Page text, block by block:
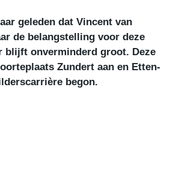
geleden dat Vincent van
de belangstelling voor deze
blijft onverminderd groot. Deze
Zundert aan en Etten-
begon.